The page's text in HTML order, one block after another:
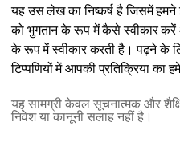
यह उस लेख का निष्कर्ष है जिसमें हमने
को भुगतान के रूप में कैसे स्वीकार करें
के रूप में स्वीकार करती है। पढ़ने के
टिप्पणियों में आपकी प्रतिक्रिया का
यह सामग्री केवल सूचनात्मक और
निवेश या कानूनी सलाह नहीं है।